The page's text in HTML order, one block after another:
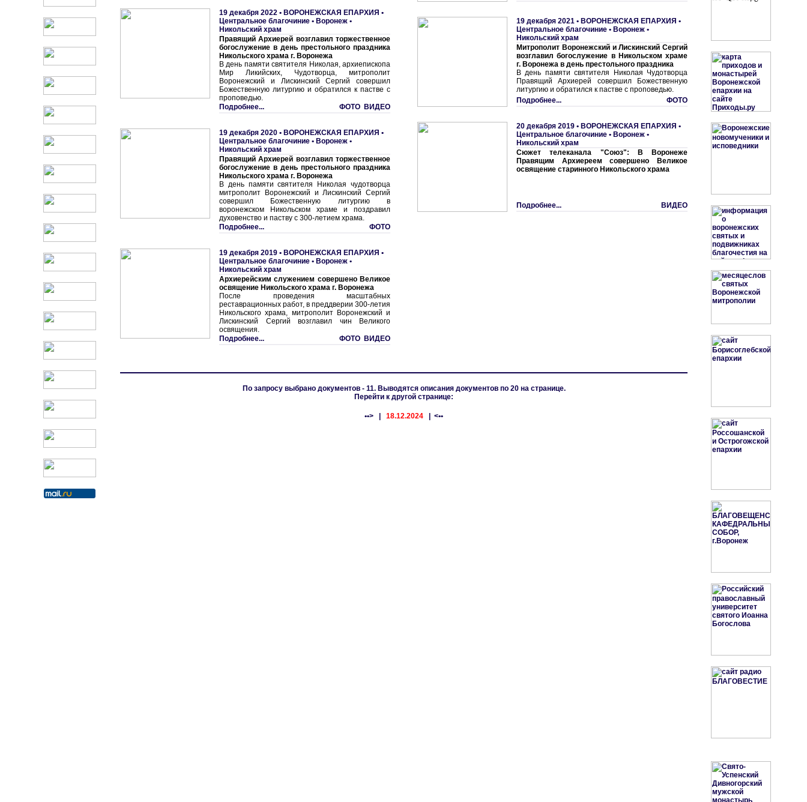
19 декабря 2022 • ВОРОНЕЖСКАЯ ЕПАРХИЯ •
Центральное благочиние • Воронеж •
Никольский храм
Правящий Архиерей возглавил торжественное
богослужение в день престольного праздника
Никольского храма г. Воронежа
В день памяти святителя Николая, архиепископа
Мир Ликийских, Чудотворца, митрополит
Воронежский и Лискинский Сергий совершил
Божественную литургию и обратился к пастве с
проповедью.
Подробнее...
ФОТО ВИДЕО
19 декабря 2020 • ВОРОНЕЖСКАЯ ЕПАРХИЯ •
Центральное благочиние • Воронеж •
Никольский храм
Правящий Архиерей возглавил торжественное
богослужение в день престольного праздника
Никольского храма г. Воронежа
В день памяти святителя Николая чудотворца
митрополит Воронежский и Лискинский Сергий
совершил Божественную литургию в
воронежском Никольском храме и поздравил
духовенство и паству с 300-летием храма.
Подробнее...
ФОТО
19 декабря 2019 • ВОРОНЕЖСКАЯ ЕПАРХИЯ •
Центральное благочиние • Воронеж •
Никольский храм
Архиерейским служением совершено Великое
освящение Никольского храма г. Воронежа
После проведения масштабных
реставрационных работ, в преддверии 300-летия
Никольского храма, митрополит Воронежский и
Лискинский Сергий возглавил чин Великого
освящения.
Подробнее...
ФОТО ВИДЕО
19 декабря 2021 • ВОРОНЕЖСКАЯ ЕПАРХИЯ •
Центральное благочиние • Воронеж •
Никольский храм
Митрополит Воронежский и Лискинский Сергий
возглавил богослужение в Никольском храме
г. Воронежа в день престольного праздника
В день памяти святителя Николая Чудотворца
Правящий Архиерей совершил Божественную
литургию и обратился к пастве с проповедью.
Подробнее...
ФОТО
20 декабря 2019 • ВОРОНЕЖСКАЯ ЕПАРХИЯ •
Центральное благочиние • Воронеж •
Никольский храм
Сюжет телеканала "Союз": В Воронеже
Правящим Архиереем совершено Великое
освящение старинного Никольского храма
Подробнее... ВИДЕО
По запросу выбрано документов - 11. Выводятся описания документов по 20 на странице.
Перейти к другой странице:
••> 18.12.2024 | <••